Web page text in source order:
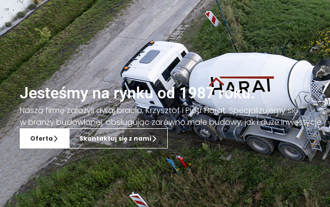
Jesteśmy na rynku od 1987 roku.
Naszą firmę założyli dwaj bracia, Krzysztof i Piotr Harat. Specjalizujemy się
w branży budowlanej, obsługując zarówno małe budowy, jak i duże inwestycje.
Oferta Skontaktuj się z nami